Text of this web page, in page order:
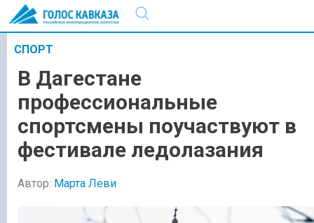
СПОРТ
В Дагестане
профессиональные
спортсмены поучаствуют в
фестивале ледолазания
Автор: Марта Леви